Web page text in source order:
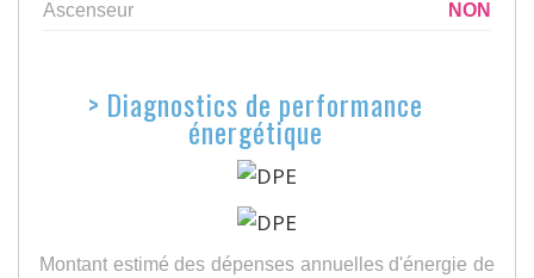
Ascenseur NON
> Diagnostics de performance
énergétique
Montant estimé des dépenses annuelles d'énergie de